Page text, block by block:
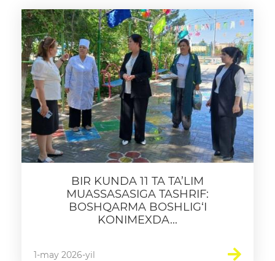
BIR KUNDA 11 TA TA’LIM
MUASSASASIGA TASHRIF:
BOSHQARMA BOSHLIG‘I
KONIMEXDA...
1-may 2026-yil